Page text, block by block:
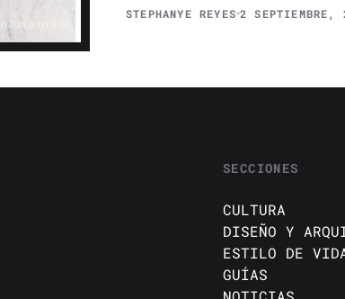
STEPHANYE REYES 2 SEPTIEMBRE,
SECCIONES
CULTURA
DISEÑO Y
ESTILO DE
GUÍAS